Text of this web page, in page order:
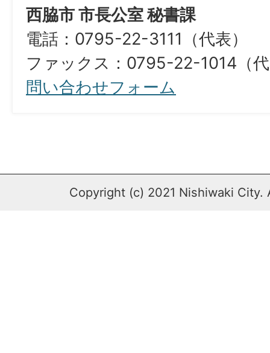
西脇市 市長公室 秘書課
電話：0795-22-3111（代表）
ファックス：0795-22-1014（
問い合わせフォーム
Copyright (c) 2021 Nishiwaki City.